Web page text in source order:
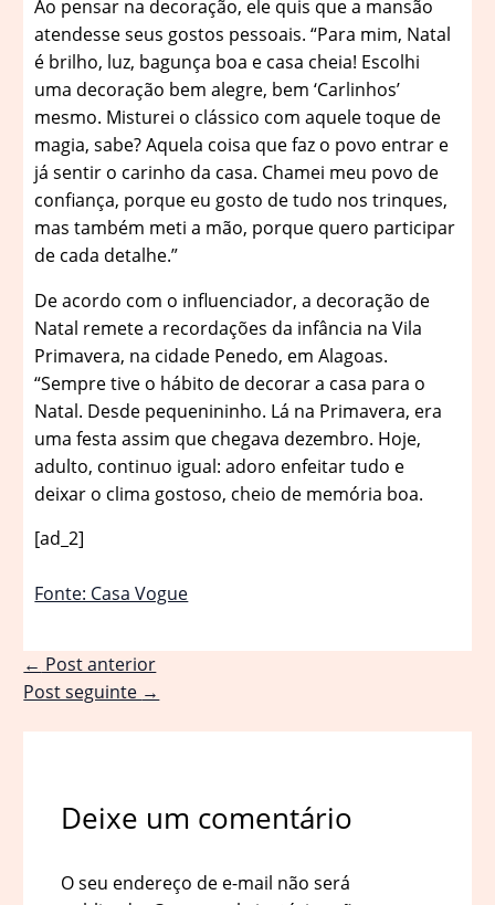
Ao pensar na decoração, ele quis que a mansão
atendesse seus gostos pessoais. “Para mim, Natal
é brilho, luz, bagunça boa e casa cheia! Escolhi
uma decoração bem alegre, bem ‘Carlinhos’
mesmo. Misturei o clássico com aquele toque de
magia, sabe? Aquela coisa que faz o povo entrar e
já sentir o carinho da casa. Chamei meu povo de
confiança, porque eu gosto de tudo nos trinques,
mas também meti a mão, porque quero participar
de cada detalhe.”
De acordo com o influenciador, a decoração de
Natal remete a recordações da infância na Vila
Primavera, na cidade Penedo, em Alagoas.
“Sempre tive o hábito de decorar a casa para o
Natal. Desde pequenininho. Lá na Primavera, era
uma festa assim que chegava dezembro. Hoje,
adulto, continuo igual: adoro enfeitar tudo e
deixar o clima gostoso, cheio de memória boa.
[ad_2]
Fonte: Casa Vogue
← Post anterior
Post seguinte →
Deixe um comentário
O seu endereço de e-mail não será